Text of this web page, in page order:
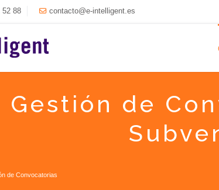
52 88 contacto@e-intelligent.es
Gestión de
de Convocatorias